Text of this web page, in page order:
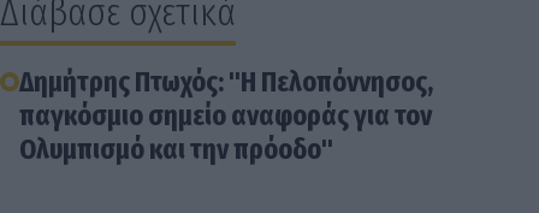
Διάβασε σχετικά
Δημήτρης Πτωχός: "Η Πελοπόννησος,
παγκόσμιο σημείο αναφοράς για τον
Ολυμπισμό και την πρόοδο"